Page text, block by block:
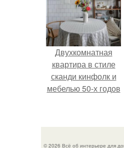
Двухкомнатная
квартира в стиле
сканди кинфолк и
мебелью 50-х годов
© 2026 Всё об интерьере для